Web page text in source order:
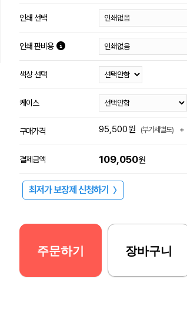
인쇄 선택
인쇄 판비용
색상 선택
케이스
구매가격 95,500원 (부가세별도) +
결제금액 109,050원
최저가 보장제 신청하기 〉
주문하기 장바구니